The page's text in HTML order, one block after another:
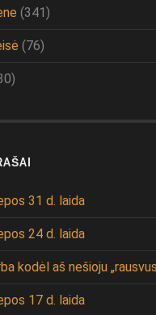
(341)
(76)
31 d. laida
24 d. laida
kodėl aš nešioju
17 d. laida